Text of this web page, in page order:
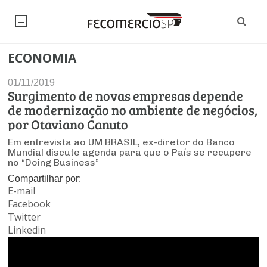
NOTÍCIAS
Editorial
Artigos
Institucional
Debates Fecomercio-SP
PROJETOS ESPECIAIS:
UM BRASIL
UM BRASIL
Economia
Pesquisas
Brasil
Internacional
Modernização do Estado
Economia Digital
Legislação
Trabalho
Empresas
Arbitragem e Mediação
Negócios
Varejo
Atacado
Sustentabilidade
ESG
Últimas Notícias
SINDICATOS
PESQUISAS
FALE CONOSCO
INSTITUCIONAL
Sobre
Imprensa
CONSELHOS
Conselho de Turismo
ECONOMIA
01/11/2019
Surgimento de novas empresas depende
de modernização no ambiente de negócios,
por Otaviano Canuto
Em entrevista ao UM BRASIL, ex-diretor do Banco
Mundial discute agenda para que o País se recupere
no “Doing Business”
Compartilhar por:
E-mail
Facebook
Twitter
Linkedin